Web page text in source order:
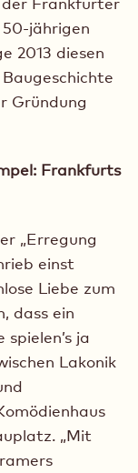
jährigen
2013 diesen
Gründung
Frankfurts
„Erregung
einst
Liebe zum
dass ein
ja
Lakonik
„Mit